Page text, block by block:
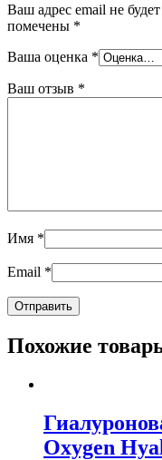
Ваш адрес email не
помечены *
Ваша оценка *
Ваш отзыв *
Имя *
Email *
Похожие
Oxygen